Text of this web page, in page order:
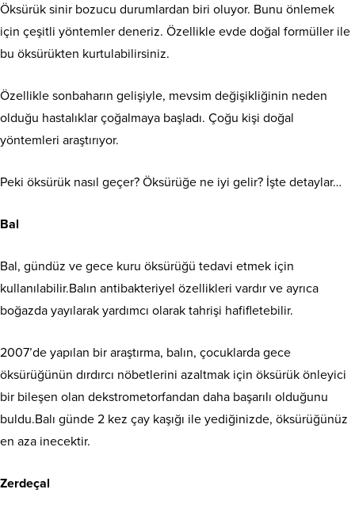
Öksürük sinir bozucu durumlardan biri oluyor. Bunu önlemek
için çeşitli yöntemler deneriz. Özellikle evde doğal formüller ile
bu öksürükten kurtulabilirsiniz.
Özellikle sonbaharın gelişiyle, mevsim değişikliğinin neden
olduğu hastalıklar çoğalmaya başladı. Çoğu kişi doğal
yöntemleri araştırıyor.
Peki öksürük nasıl geçer? Öksürüğe ne iyi gelir? İşte detaylar…
Bal
Bal, gündüz ve gece kuru öksürüğü tedavi etmek için
kullanılabilir.Balın antibakteriyel özellikleri vardır ve ayrıca
boğazda yayılarak yardımcı olarak tahrişi hafifletebilir.
2007’de yapılan bir araştırma, balın, çocuklarda gece
öksürüğünün dırdırcı nöbetlerini azaltmak için öksürük önleyici
bir bileşen olan dekstrometorfandan daha başarılı olduğunu
buldu.Balı günde 2 kez çay kaşığı ile yediğinizde, öksürüğünüz
en aza inecektir.
Zerdeçal